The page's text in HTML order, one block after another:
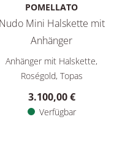
Anhänger, Ref:
POMELLATO
Nudo Mini Halskette mit
Anhänger
Pomellato Nudo Mini
Anhänger mit Halskette,
Roségold, Topas
3.100,00 €
Verfügbar